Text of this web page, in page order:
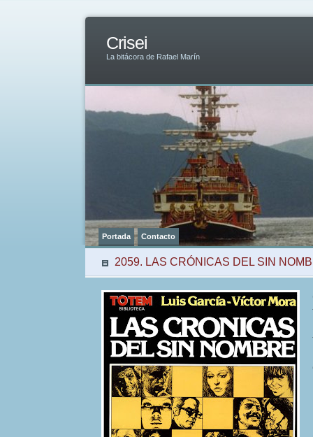
Crisei
La bitácora de Rafael Marín
Portada Contacto
2059. LAS CRÓNICAS DEL SIN